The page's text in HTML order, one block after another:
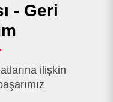
- Geri
ilişkin